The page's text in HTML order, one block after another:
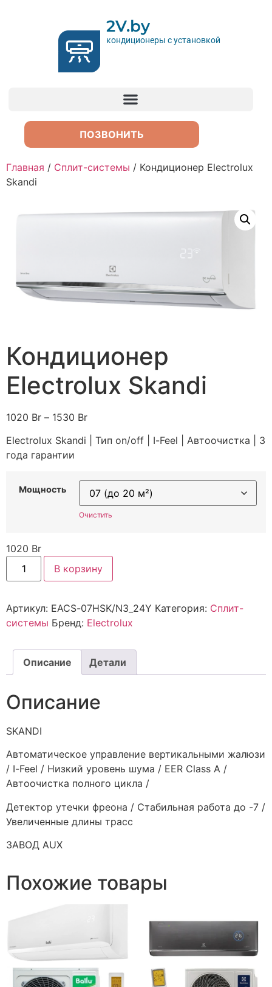
2V.by
кондиционеры с установкой
ПОЗВОНИТЬ
Главная / Сплит-системы / Кондиционер Electrolux
Skandi
Кондиционер
Electrolux Skandi
1020 Br – 1530 Br
Electrolux Skandi | Тип on/off | I-Feel | Автоочистка | 3
года гарантии
Мощность
Очистить
1020 Br
В корзину
Артикул: EACS-07HSK/N3_24Y Категория: Сплит-
системы Бренд: Electrolux
Описание Детали
Описание
SKANDI
Автоматическое управление вертикальными жалюзи
/ I-Feel / Низкий уровень шума / EER Class A /
Автоочистка полного цикла /
Детектор утечки фреона / Стабильная работа до -7 /
Увеличенные длины трасс
ЗАВОД AUX
Похожие товары